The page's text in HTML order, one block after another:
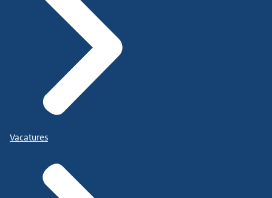
Vacatures